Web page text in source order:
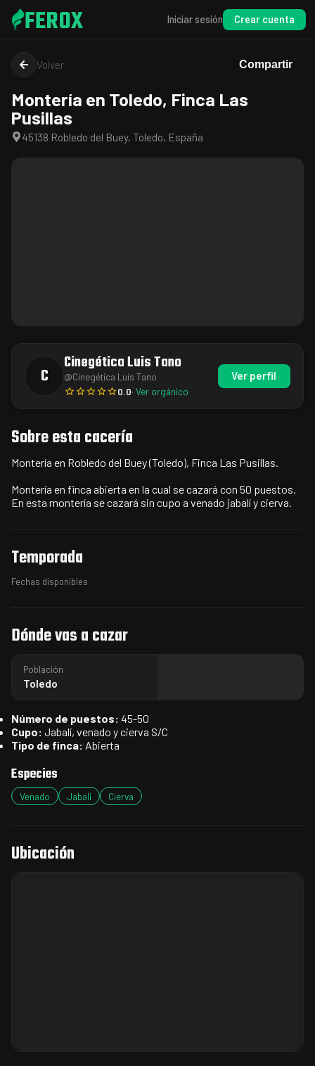
FEROX Iniciar sesión Crear cuenta
Volver Compartir
Montería en Toledo, Finca Las
Pusillas
45138 Robledo del Buey, Toledo, España
C
Cinegética Luis Tano
@Cinegética Luis Tano
0.0· Ver orgánico
Ver perfil
Sobre esta cacería
Montería en Robledo del Buey (Toledo), Finca Las Pusillas.
Montería en finca abierta en la cual se cazará con 50 puestos.
En esta montería se cazará sin cupo a venado jabalí y cierva.
Temporada
Fechas disponibles
Dónde vas a cazar
Población
Toledo
Número de puestos: 45-50
Cupo: Jabalí, venado y cierva S/C
Tipo de finca: Abierta
Especies
Venado Jabalí Cierva
Ubicación